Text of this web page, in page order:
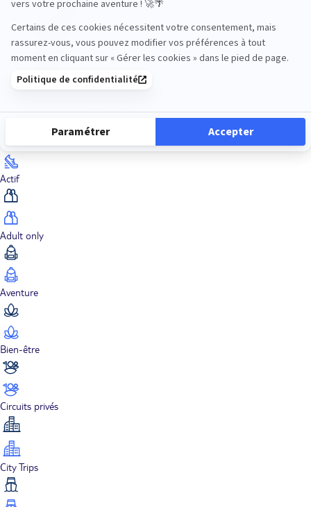
Océan Indien
Actif
Adult only
Aventure
Bien-être
Circuits privés
City Trips